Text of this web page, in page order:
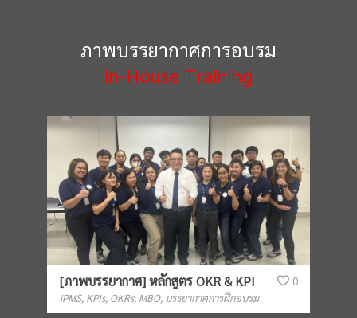
ภาพบรรยากาศการอบรม
In-House Training
[ภาพบรรยากาศ] หลักสูตร OKR & KPI
iPMS, KPIs, OKRs, MBO, บรรยากาศการฝึกอบรม
0